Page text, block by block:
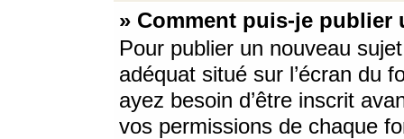
» Comment puis-je
Pour publier un nouveau
adéquat situé sur l’écran du
ayez besoin d’être inscrit
vos permissions de chaque